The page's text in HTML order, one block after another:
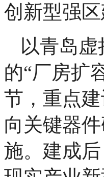
创新型强
以青岛
的“厂房扩
节，重点
向关键器
施。建成